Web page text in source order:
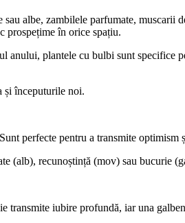
albe, zambilele parfumate, muscarii
prospețime în orice spațiu.
anului, plantele cu bulbi sunt specifice
și începuturile noi.
perfecte pentru a transmite optimism
(alb), recunoștință (mov) sau bucurie
transmite iubire profundă, iar una